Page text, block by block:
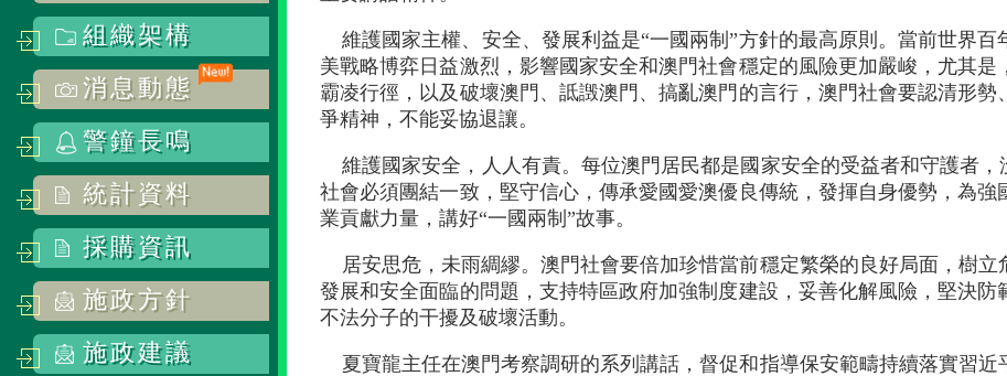
組織架構
消息動態
警鐘長鳴
統計資料
採購資訊
施政方針
施政建議
維護國家主權、安全、發展利益是“一國兩制”方針的最高原則。當前世界百
美戰略博弈日益激烈，影響國家安全和澳門社會穩定的風險更加嚴峻，尤其是
霸凌行徑，以及破壞澳門、詆譭澳門、搞亂澳門的言行，澳門社會要認清形勢
爭精神，不能妥協退讓。
維護國家安全，人人有責。每位澳門居民都是國家安全的受益者和守護者，
社會必須團結一致，堅守信心，傳承愛國愛澳優良傳統，發揮自身優勢，為強
業貢獻力量，講好“一國兩制”故事。
居安思危，未雨綢繆。澳門社會要倍加珍惜當前穩定繁榮的良好局面，樹立
發展和安全面臨的問題，支持特區政府加強制度建設，妥善化解風險，堅決防
不法分子的干擾及破壞活動。
夏寶龍主任在澳門考察調研的系列講話，督促和指導保安範疇持續落實習近